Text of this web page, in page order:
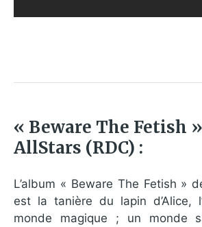
« Beware The Fetish
AllStars (RDC) :
L’album « Beware The Fetish »
est la tanière du lapin d’Alice,
monde magique ; un monde